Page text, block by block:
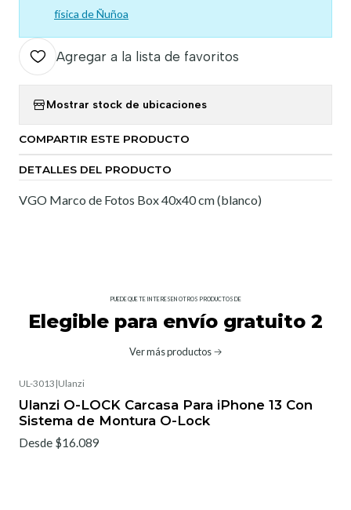
física de Ñuñoa
Agregar a la lista de favoritos
Mostrar stock de ubicaciones
COMPARTIR ESTE PRODUCTO
DETALLES DEL PRODUCTO
VGO Marco de Fotos Box 40x40 cm (blanco)
PUEDE QUE TE INTERESEN OTROS PRODUCTOS DE
Elegible para envío gratuito 2
Ver más productos
UL-3013 |Ulanzi
Ulanzi O-LOCK Carcasa Para iPhone 13 Con
Sistema de Montura O-Lock
Desde $16.089